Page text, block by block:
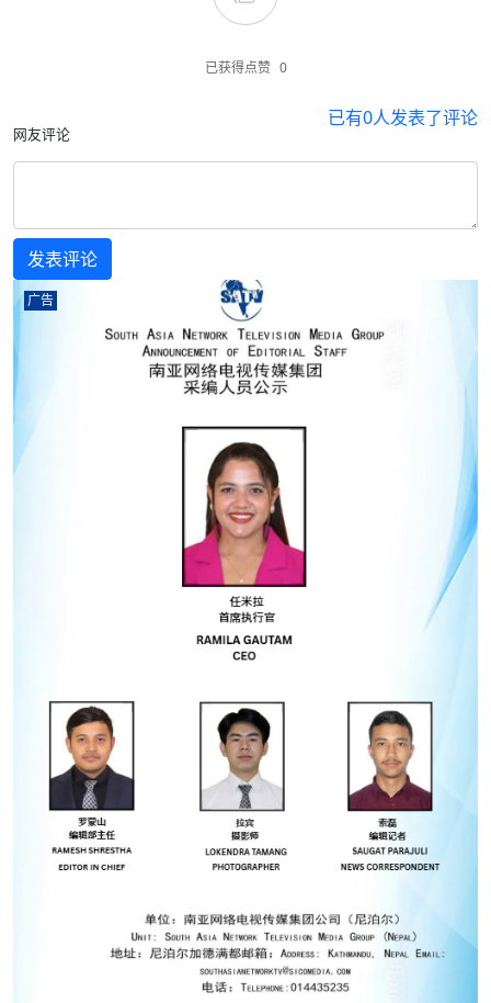
已获得点赞 0
网友评论
已有0人发表了评论
广告